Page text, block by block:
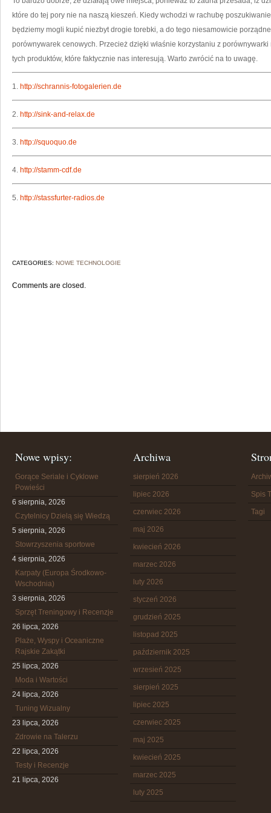
które do tej pory nie na naszą kieszeń. Kiedy wchodzi w rachubę
będziemy mogli kupić niezbyt drogie torebki, a do tego niesamowicie
porównywarek cenowych. Przecież dzięki właśnie korzystaniu z
tych produktów, które faktycznie nas interesują. Warto zwrócić na to uwagę.
1. http://schrannis-fotogalerien.de
2. http://sink-and-relax.de
3. http://squoquo.de
4. http://stamm-cdf.de
5. http://stassfurter-radios.de
CATEGORIES: NOWE TECHNOLOGIE
Comments are closed.
Nowe wpisy:
Gorące Seriale i Cyklowe
Powieści
6 sierpnia, 2026
Czytelnicy Dzielą się Wiedzą
5 sierpnia, 2026
Stowrzyszenia sportowe
4 sierpnia, 2026
Karpaty (Europa Środkowo-
Wschodnia)
3 sierpnia, 2026
Sprzęt Treningowy i Recenzje
26 lipca, 2026
Plaże, Wyspy i Oceaniczne
Rajskie Zakątki
25 lipca, 2026
Moda i Wartości
24 lipca, 2026
Tuning Wizualny
23 lipca, 2026
Zdrowie na Talerzu
22 lipca, 2026
Testy i Recenzje
21 lipca, 2026
Archiwa
sierpień 2026
lipiec 2026
czerwiec 2026
maj 2026
kwiecień 2026
marzec 2026
luty 2026
styczeń 2026
grudzień 2025
listopad 2025
październik 2025
wrzesień 2025
sierpień 2025
lipiec 2025
czerwiec 2025
maj 2025
kwiecień 2025
marzec 2025
luty 2025
Spis
Tagi